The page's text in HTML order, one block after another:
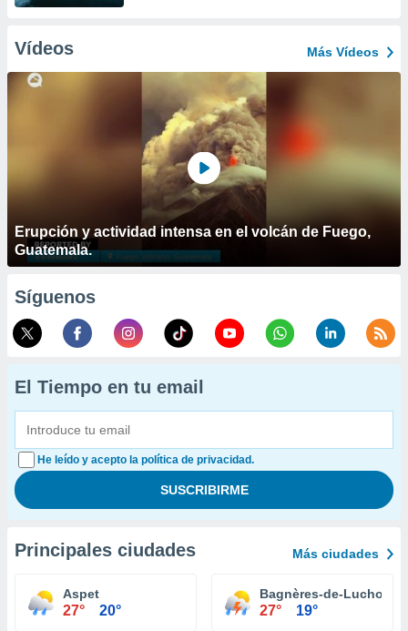
Vídeos Más Vídeos
Erupción y actividad intensa en el volcán de Fuego,
Guatemala.
Síguenos
El Tiempo en tu email
He leído y acepto la política de privacidad.
Principales ciudades Más ciudades
Aspet
27° 20°
Bagnères-de-Luchon
27° 19°